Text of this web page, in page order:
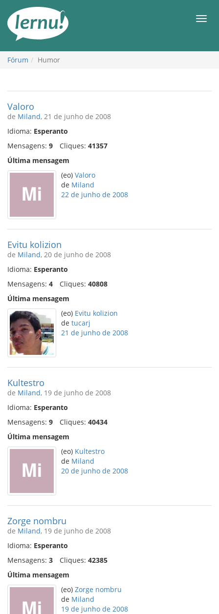
conteúdo
Fórum Humor
Valoro
de Miland, 21 de junho de 2008
Idioma: Esperanto
Mensagens: 9 Cliques: 41357
Última mensagem
(eo) Valoro
de Miland
22 de junho de 2008
Evitu kolizion
de Miland, 20 de junho de 2008
Idioma: Esperanto
Mensagens: 4 Cliques: 40808
Última mensagem
(eo) Evitu kolizion
de tucarj
21 de junho de 2008
Kultestro
de Miland, 19 de junho de 2008
Idioma: Esperanto
Mensagens: 9 Cliques: 40434
Última mensagem
(eo) Kultestro
de Miland
20 de junho de 2008
Zorge nombru
de Miland, 19 de junho de 2008
Idioma: Esperanto
Mensagens: 3 Cliques: 42385
Última mensagem
(eo) Zorge nombru
de Miland
19 de junho de 2008